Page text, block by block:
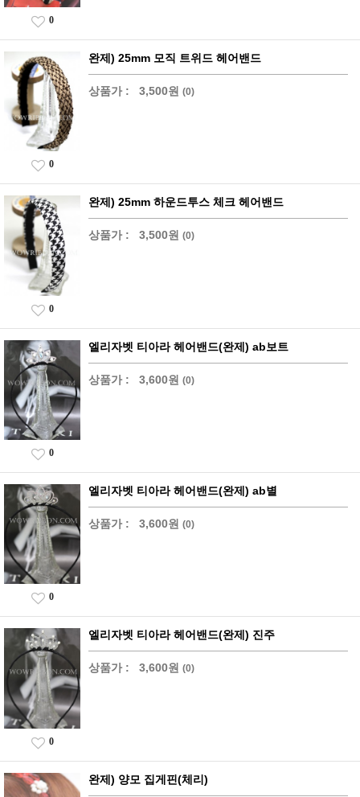
0
완제) 25mm 모직 트위드 헤어밴드
상품가 : 3,500원 (0)
0
완제) 25mm 하운드투스 체크 헤어밴드
상품가 : 3,500원 (0)
0
엘리자벳 티아라 헤어밴드(완제) ab보트
상품가 : 3,600원 (0)
0
엘리자벳 티아라 헤어밴드(완제) ab별
상품가 : 3,600원 (0)
0
엘리자벳 티아라 헤어밴드(완제) 진주
상품가 : 3,600원 (0)
0
완제) 양모 집게핀(체리)